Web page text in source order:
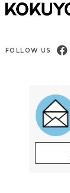
FOLLOW US